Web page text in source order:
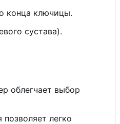
конца ключицы.
сустава).
облегчает выбор
легко